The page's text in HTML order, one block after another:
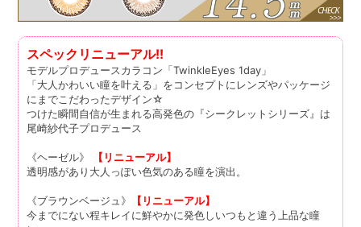
スペックリニューアル!!
モデルプロデュースカラコン「TwinkleEyes 1day」
「大人かわいい瞳を叶える」をコンセプトにレンズやパッケージ
にまでこだわったデザイン☆
つけた瞬間自信が生まれる高発色の『シークレットシリーズ』は
尾崎紗代子プロデュース
《ヘーゼル》
【リニューアル】
透明感があり大人っぽい色気のある瞳を演出。
《ブラウンベージュ》
【リニューアル】
今までにない程キレイに鮮やかに発色しいつもと違う上品な瞳